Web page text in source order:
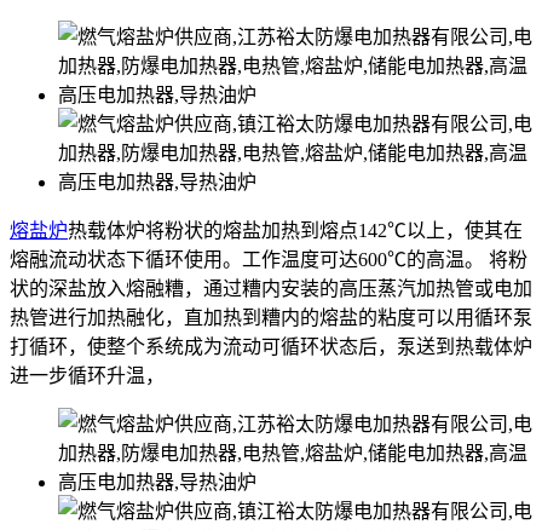
熔盐炉热载体炉将粉状的熔盐加热到熔点142℃以上，使其在
熔融流动状态下循环使用。工作温度可达600℃的高温。 将粉
状的深盐放入熔融糟，通过糟内安装的高压蒸汽加热管或电加
热管进行加热融化，直加热到糟内的熔盐的粘度可以用循环泵
打循环，使整个系统成为流动可循环状态后，泵送到热载体炉
进一步循环升温，